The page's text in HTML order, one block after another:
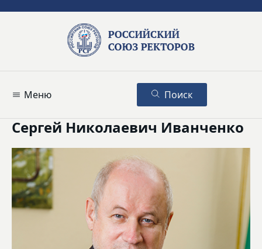
Меню Поиск
Сергей Николаевич Иванченко